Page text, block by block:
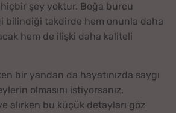
şey yoktur. Boğa burcu
bilindiği takdirde hem onunla daha
hem de ilişki daha kaliteli
bir yandan da hayatınızda saygı
olmasını istiyorsanız,
alırken bu küçük detayları göz